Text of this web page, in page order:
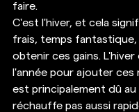
faire.
C'est l'hiver, et cela
frais, temps
obtenir ces gains.
l'année pour ajouter ces
est principalement dû
réchauffe pas aussi